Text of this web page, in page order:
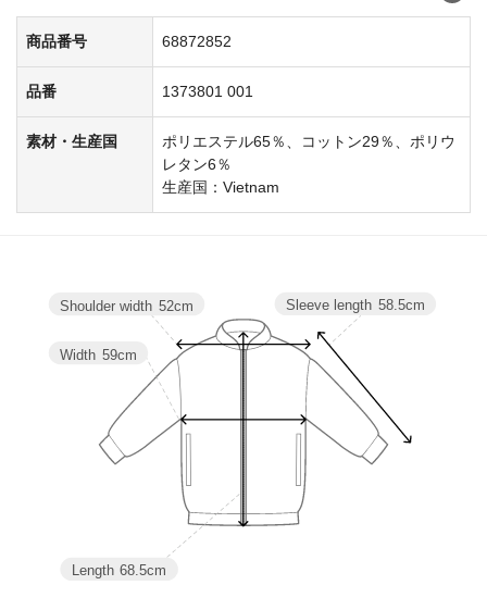
商品番号 68872852
品番 1373801 001
素材・生産国
ポリエステル65％、コットン29％、ポリウ
レタン6％
生産国：Vietnam
Sleeve length 58.5cm
Length 68.5cm
Width 59cm
Shoulder width 52cm